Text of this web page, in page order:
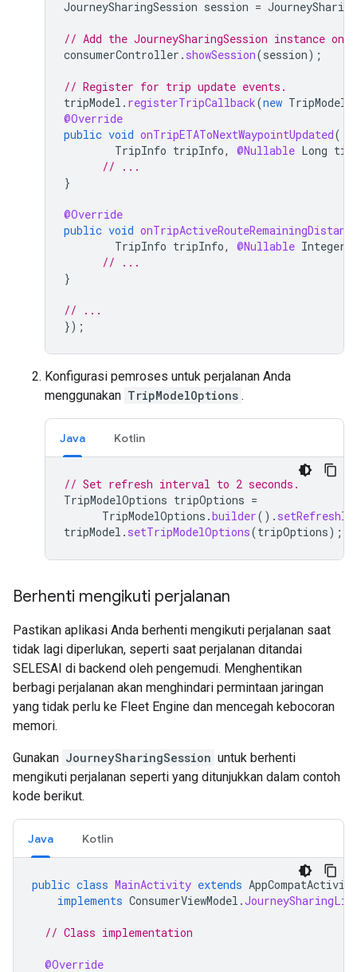
JourneySharingSession session =
// Add the JourneySharingSession instance
consumerController . showSession(session);
// Register for trip update events.
tripModel . registerTripCallback(new
@Override
public void onTripETAToNextWaypointUpdated(
TripInfo tripInfo, @Nullable Long
// ...
}
@Override
public void
TripInfo tripInfo, @Nullable Integer
// ...
}
// ...
});
Konfigurasi pemroses untuk perjalanan Anda
menggunakan TripModelOptions .
Java Kotlin
// Set refresh interval to 2 seconds.
TripModelOptions tripOptions =
TripModelOptions .builder().
tripModel . setTripModelOptions(tripOptions);
Berhenti mengikuti perjalanan
Pastikan aplikasi Anda berhenti mengikuti perjalanan saat
tidak lagi diperlukan, seperti saat perjalanan ditandai
SELESAI di backend oleh pengemudi. Menghentikan
berbagi perjalanan akan menghindari permintaan jaringan
yang tidak perlu ke Fleet Engine dan mencegah kebocoran
memori.
Gunakan JourneySharingSession untuk berhenti
mengikuti perjalanan seperti yang ditunjukkan dalam contoh
kode berikut.
Java Kotlin
public class MainActivity extends AppCompatActivity
implements ConsumerViewModel .
// Class implementation
@Override